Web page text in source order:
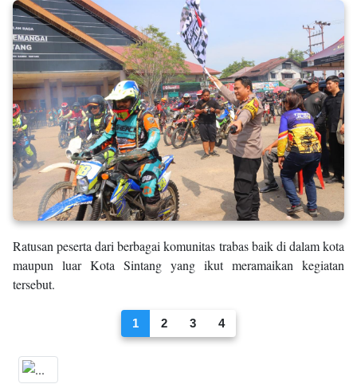
Ratusan peserta dari berbagai komunitas trabas baik di dalam kota
maupun luar Kota Sintang yang ikut meramaikan kegiatan
tersebut.
1 2 3 4